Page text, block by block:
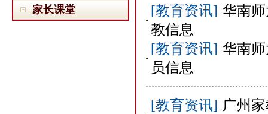
家长课堂
[教育资讯] 华南
教信息
[教育资讯] 华南
员信息
[教育资讯] 广州